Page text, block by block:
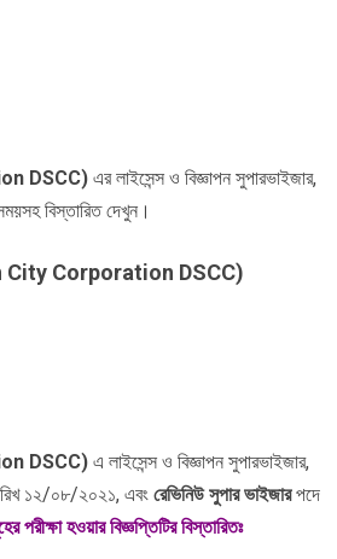
DSCC) এরলাইসেন্স ও বিজ্ঞাপন সুপারভাইজার,
বিস্তারিত দেখুন।
City Corporation DSCC)
DSCC) এ লাইসেন্স ও বিজ্ঞাপন সুপারভাইজার,
১২/০৮/২০২১, এবং রেভিনিউ সুপার ভাইজারপদে
হওয়ার বিজ্ঞপ্তিটির বিস্তারিতঃ